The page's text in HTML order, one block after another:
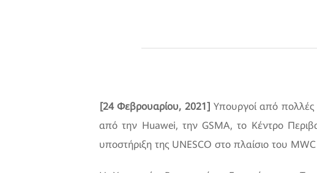
[24 Φεβρουαρίου, 2021] Υπουργοί από
από την Huawei, την GSMA, το Κέντρο
υποστήριξη της UNESCO στο πλαίσιο του